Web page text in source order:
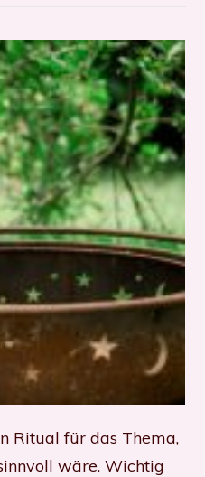
Ritual für das Thema,
wäre. Wichtig